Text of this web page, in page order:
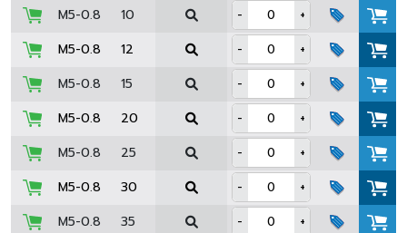
M5-0.8
10 -
+
M5-0.8
12 -
+
M5-0.8
15 -
+
M5-0.8
20 -
+
M5-0.8
25 -
+
M5-0.8
30 -
+
M5-0.8
35 -
+